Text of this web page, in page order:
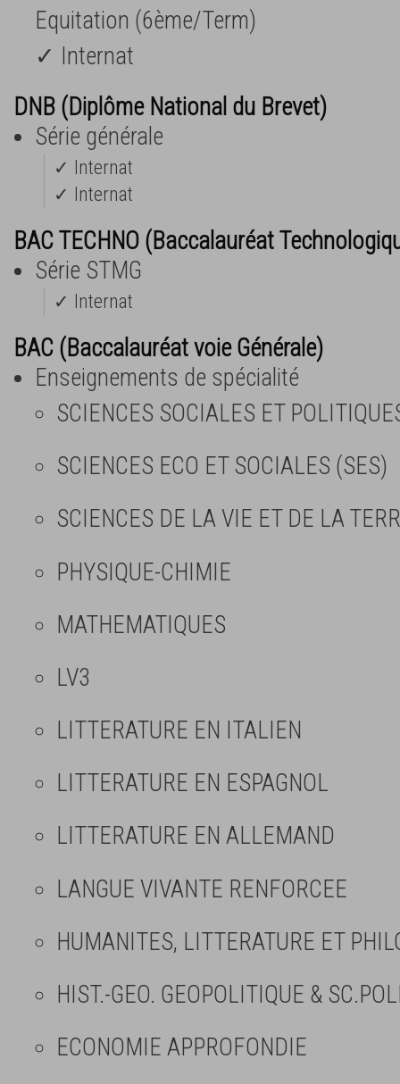
Equitation (6ème/Term)
✓ Internat
DNB (Diplôme National du Brevet)
Série générale
✓ Internat
✓ Internat
BAC TECHNO (Baccalauréat
Série STMG
✓ Internat
BAC (Baccalauréat voie Générale)
Enseignements de spécialité
SCIENCES SOCIALES ET
SCIENCES ECO ET SOCIALES (SES)
SCIENCES DE LA VIE ET DE LA
PHYSIQUE-CHIMIE
MATHEMATIQUES
LV3
LITTERATURE EN ITALIEN
LITTERATURE EN ESPAGNOL
LITTERATURE EN ALLEMAND
LANGUE VIVANTE RENFORCEE
HUMANITES, LITTERATURE ET
HIST.-GEO. GEOPOLITIQUE &
ECONOMIE APPROFONDIE